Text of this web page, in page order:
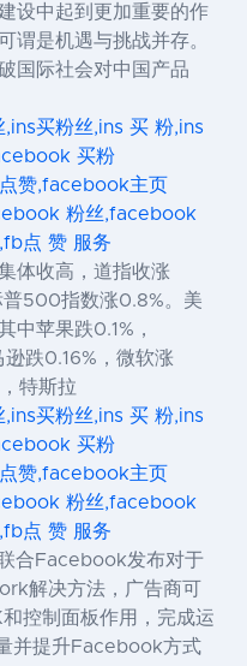
设中起到更加重要的作
谓是机遇与挑战并存。
国际社会对中国产品
买粉丝,ins 买 粉,ins
买粉
赞,facebook主页
粉丝,facebook
点 赞 服务
体收高，道指收涨
500指数涨0.8%。美
中苹果跌0.1%，
跌0.16%，微软涨
特斯拉
买粉丝,ins 买 粉,ins
买粉
赞,facebook主页
粉丝,facebook
点 赞 服务
合Facebook发布对于
解决方法，广告商可
控制面板作用，完成运
并提升Facebook方式